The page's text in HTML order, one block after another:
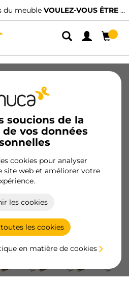
du meuble VOULEZ-VOUS ÊTRE CLIENT ?
soucions de la
vos données
cookies pour analyser
site web et améliorer votre
les cookies
les cookies
en matière de cookies
pour meubles
entraxe 96mm,